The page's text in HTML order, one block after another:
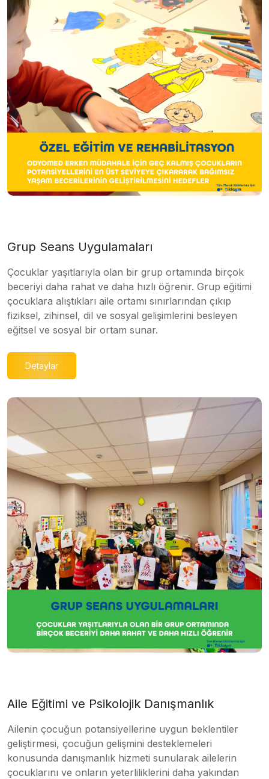
Grup Seans Uygulamaları
Çocuklar yaşıtlarıyla olan bir grup ortamında birçok
beceriyi daha rahat ve daha hızlı öğrenir. Grup eğitimi
çocuklara alıştıkları aile ortamı sınırlarından çıkıp
fiziksel, zihinsel, dil ve sosyal gelişimlerini besleyen
eğitsel ve sosyal bir ortam sunar.
Detaylar
Aile Eğitimi ve Psikolojik Danışmanlık
Ailenin çocuğun potansiyellerine uygun beklentiler
geliştirmesi, çocuğun gelişmini desteklemeleri
konusunda danışmanlık hizmeti sunularak ailelerin
çocuklarını ve onların yeterliliklerini daha yakından